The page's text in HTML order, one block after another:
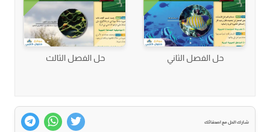
حل الفصل الثاني حل الفصل الثالث
شارك الحل مع اصدقائك